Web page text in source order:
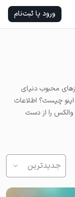
ورود یا ثبت‌نام
محبوب دنیای
اینو چیست؟ اطلاعات
والکس را از دست
جدیدترین